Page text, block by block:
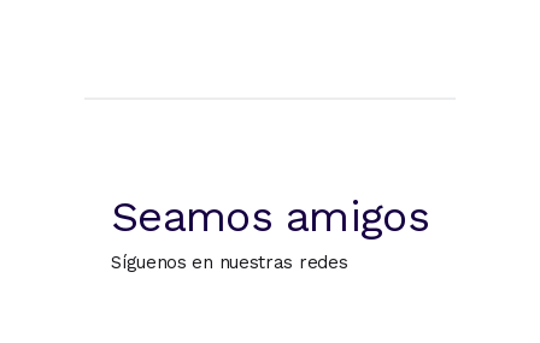
Seamos amigos
Síguenos en nuestras redes